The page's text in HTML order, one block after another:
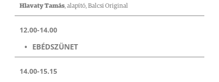
Hlavaty Tamás, alapító, Balcsi Original
12.00-14.00
EBÉDSZÜNET
14.00-15.15